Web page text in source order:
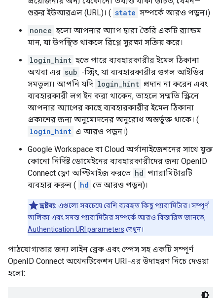
শুরুর ইউআরএল (URL)। ( state সম্পর্কে আরও পড়ুন।)
nonce হলো আপনার অ্যাপ দ্বারা তৈরি একটি র‍্যান্ডম
মান, যা উপস্থিত থাকলে রিপ্লে সুরক্ষা সক্রিয় করে।
login_hint হতে পারে ব্যবহারকারীর ইমেল ঠিকানা
অথবা এর sub -স্ট্রিং, যা ব্যবহারকারীর গুগল আইডির
সমতুল্য। আপনি যদি login_hint প্রদান না করেন এবং
ব্যবহারকারী লগ ইন করা থাকেন, তাহলে সম্মতি স্ক্রিনে
আপনার অ্যাপের কাছে ব্যবহারকারীর ইমেল ঠিকানা
প্রকাশের জন্য অনুমোদনের অনুরোধ অন্তর্ভুক্ত থাকে। (
login_hint এ আরও পড়ুন।)
Google Workspace বা Cloud অর্গানাইজেশনের সাথে যুক্ত
কোনো নির্দিষ্ট ডোমেইনের ব্যবহারকারীদের জন্য OpenID
Connect ফ্লো অপ্টিমাইজ করতে hd প্যারামিটারটি
ব্যবহার করুন ( hd তে আরও পড়ুন)।
দ্রষ্টব্য: এগুলো সবচেয়ে বেশি ব্যবহৃত কিছু প্যারামিটার। সম্পূর্ণ
তালিকা এবং সমস্ত প্যারামিটার সম্পর্কে আরও বিস্তারিত জানতে,
Authentication URI parameters দেখুন।
পাঠযোগ্যতার জন্য লাইন ব্রেক এবং স্পেস সহ একটি সম্পূর্ণ
OpenID Connect অথেনটিকেশন URI-এর উদাহরণ নিচে দেওয়া
হলো: